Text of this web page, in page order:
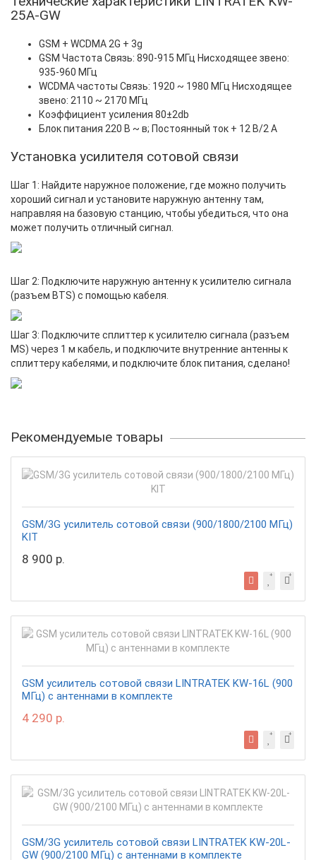
25A-GW
GSM + WCDMA 2G + 3g
GSM Частота Связь: 890-915 МГц Нисходящее звено:
935-960 МГц
WCDMA частоты Связь: 1920 ~ 1980 МГц Нисходящее
звено: 2110 ~ 2170 МГц
Коэффициент усиления 80±2db
Блок питания 220 В ~ в; Постоянный ток + 12 В/2 А
Установка усилителя сотовой связи
Шаг 1: Найдите наружное положение, где можно получить
хороший сигнал и установите наружную антенну там,
направляя на базовую станцию, чтобы убедиться, что она
может получить отличный сигнал.
Шаг 2: Подключите наружную антенну к усилителю сигнала
(разъем BTS) с помощью кабеля.
Шаг 3: Подключите сплиттер к усилителю сигнала (разъем
MS) через 1 м кабель, и подключите внутренние антенны к
сплиттеру кабелями, и подключите блок питания, сделано!
Рекомендуемые товары
GSM/3G усилитель сотовой связи (900/1800/2100 МГц)
KIT
8 900 р.
GSM усилитель сотовой связи LINTRATEK KW-16L (900
МГц) с антеннами в комплекте
4 290 р.
GSM/3G усилитель сотовой связи LINTRATEK KW-20L-
GW (900/2100 МГц) с антеннами в комплекте